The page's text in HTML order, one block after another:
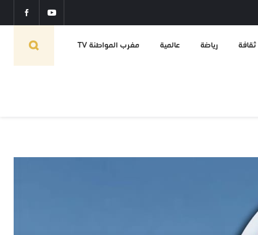
ثقافة رياضة عالمية مغرب المواطنة TV